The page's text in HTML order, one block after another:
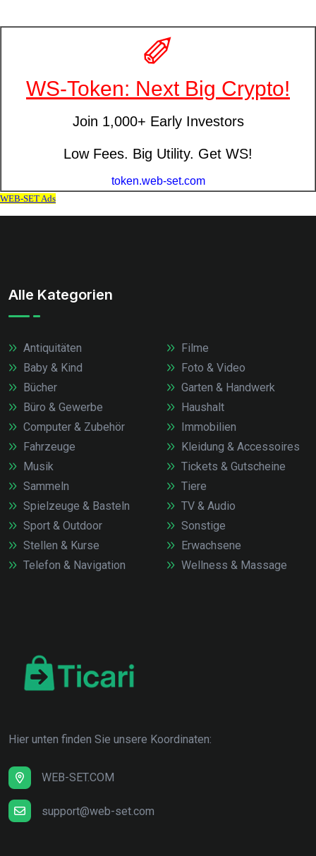
Alle Kategorien
Antiquitäten
Baby & Kind
Bücher
Büro & Gewerbe
Computer & Zubehör
Fahrzeuge
Filme
Foto & Video
Garten & Handwerk
Haushalt
Immobilien
Kleidung & Accessoires
Musik
Sammeln
Spielzeuge & Basteln
Sport & Outdoor
Stellen & Kurse
Telefon & Navigation
Tickets & Gutscheine
Tiere
TV & Audio
Sonstige
Erwachsene
Wellness & Massage
Hier unten finden Sie unsere Koordinaten:
WEB-SET.COM
support@web-set.com